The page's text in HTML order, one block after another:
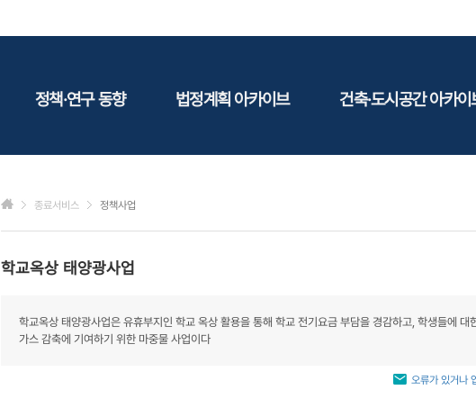
정책·연구 동향
연구동향
법정계획 아카이브
관광
건축·도시공간 아카이
종료서비스 정책사업
학교옥상 태양광사업
학교옥상 태양광사업은 유휴부지인 학교 옥상 활용을 통해 학교 전기요금 부담을 경감하고, 학생들에 대
가스 감축에 기여하기 위한 마중물 사업이다
오류가 있거나